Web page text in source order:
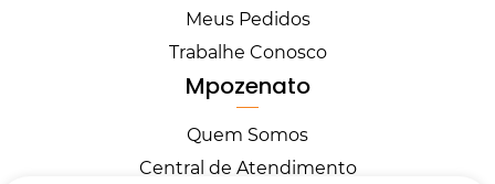
Meus Pedidos
Trabalhe Conosco
Mpozenato
Quem Somos
Central de Atendimento